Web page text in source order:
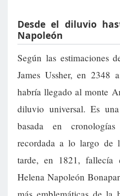
Desde el diluvio
Napoleón
Según las estimaciones
James Ussher, en 2348
habría llegado al monte
diluvio universal. Es
basada en
recordada a lo largo de
tarde, en 1821,
Helena Napoleón